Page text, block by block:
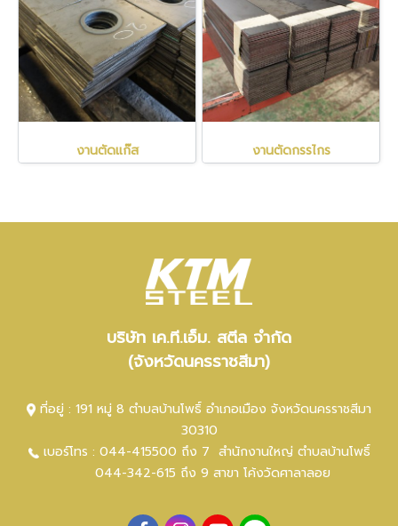
งานตัดแก๊ส งานตัดกรรไกร
บริษัท เค.ที.เอ็ม. สตีล จำกัด
(จังหวัดนครราชสีมา)
ที่อยู่ : 191 หมู่ 8 ตำบลบ้านโพธิ์ อำเภอเมือง จังหวัดนครราชสีมา
30310
เบอร์โทร : 044-415500 ถึง 7 สำนักงานใหญ่ ตำบลบ้านโพธิ์
044-342-615 ถึง 9 สาขา โค้งวัดศาลาลอย